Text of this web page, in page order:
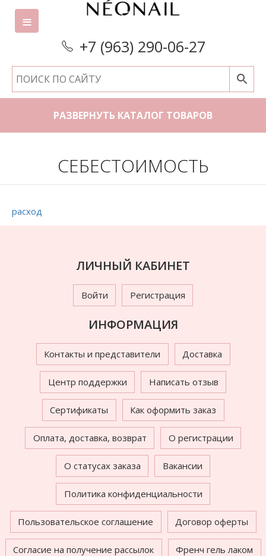
+7 (963) 290-06-27
РАЗВЕРНУТЬ КАТАЛОГ ТОВАРОВ
СЕБЕСТОИМОСТЬ
расход
ЛИЧНЫЙ КАБИНЕТ
Войти Регистрация
ИНФОРМАЦИЯ
Контакты и представители Доставка
Центр поддержки Написать отзыв
Сертификаты Как оформить заказ
Оплата, доставка, возврат О регистрации
О статусах заказа Вакансии
Политика конфиденциальности
Пользовательское соглашение Договор оферты
Согласие на получение рассылок Френч гель лаком